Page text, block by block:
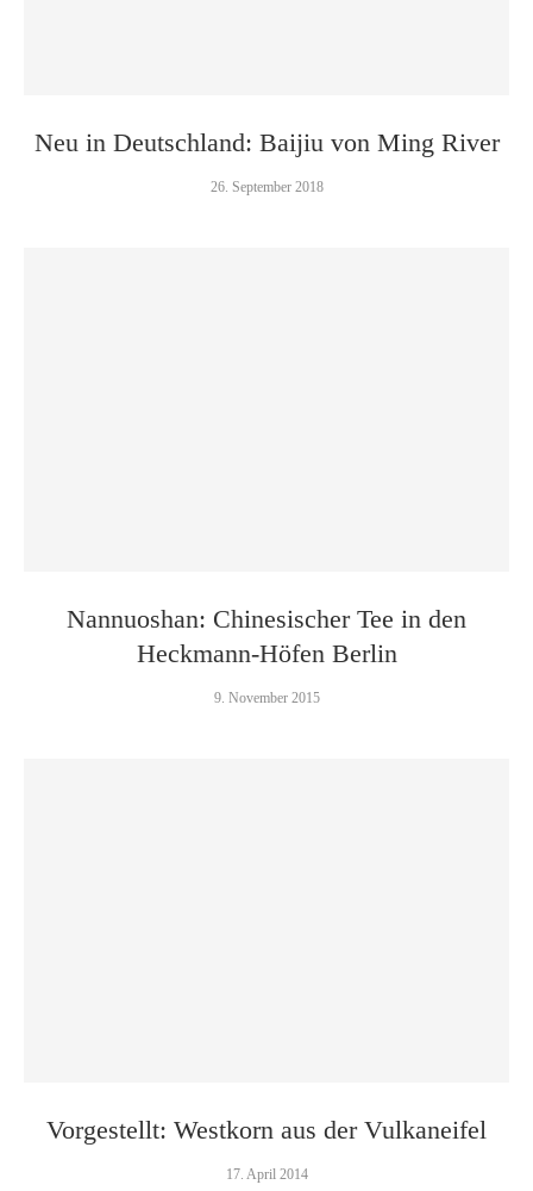
Neu in Deutschland: Baijiu von Ming River
26. September 2018
Nannuoshan: Chinesischer Tee in den
Heckmann-Höfen Berlin
9. November 2015
Vorgestellt: Westkorn aus der Vulkaneifel
17. April 2014